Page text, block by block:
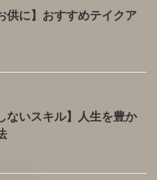
供に】おすすめテイクア
ないスキル】人生を豊か